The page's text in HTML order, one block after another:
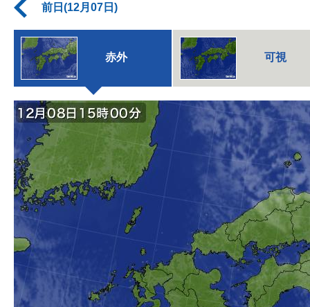
前日(12月07日)
赤外 可視